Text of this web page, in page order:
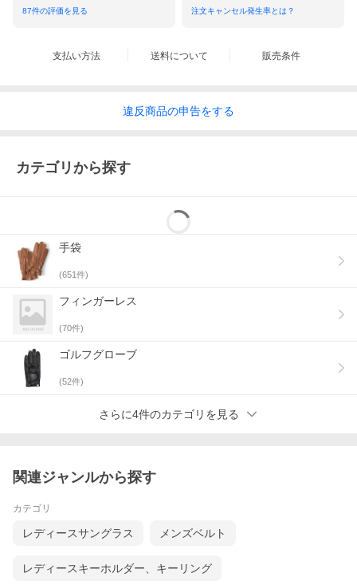
イギリス政府が管理するブリティッシュウールを使用した手袋
などの操作が可能です。ファストタッチと呼ばれる人差し指の
内側面が導電となっているモデルですので、通常のスマホ対応
ブランド紹介ブログ
87件の評価を見る 注文キャンセル発生率とは？
支払い方法 送料について 販売条件
違反商品の申告をする
カテゴリから探す
手袋
(651件)
フィンガーレス
(70件)
ゴルフグローブ
(52件)
さらに4件のカテゴリを見る
関連ジャンルから探す
カテゴリ
レディースサングラス メンズベルト
レディースキーホルダー、キーリング